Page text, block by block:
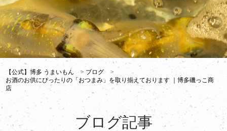
【公式】博多 うまいもん > ブログ
>
お酒のお供にぴったりの「おつまみ」を取り揃えております ｜博多磯っこ商
店
ブログ記事